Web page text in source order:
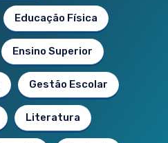
Educação Física
Ensino Superior
Gestão Escolar
Literatura